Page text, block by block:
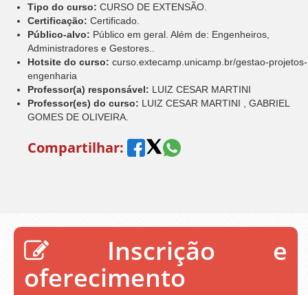
Tipo do curso: CURSO DE EXTENSÃO.
Certificação: Certificado.
Público-alvo: Público em geral. Além de: Engenheiros,
Administradores e Gestores..
Hotsite do curso: curso.extecamp.unicamp.br/gestao-projetos-
engenharia
Professor(a) responsável: LUIZ CESAR MARTINI
Professor(es) do curso: LUIZ CESAR MARTINI , GABRIEL
GOMES DE OLIVEIRA.
Compartilhar:
Inscrição e
oferecimento